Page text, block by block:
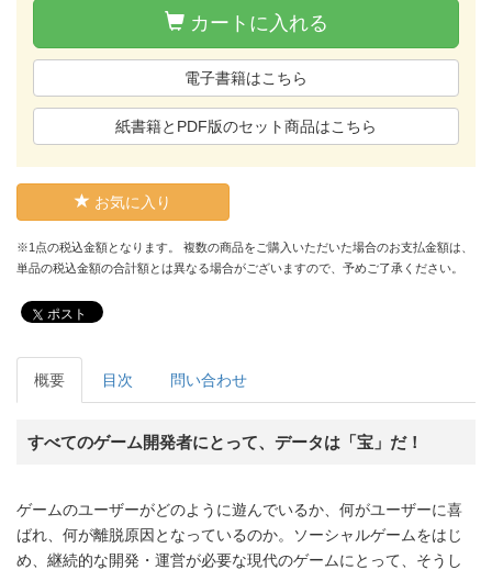
カートに入れる
電子書籍はこちら
紙書籍とPDF版のセット商品はこちら
お気に入り
※1点の税込金額となります。 複数の商品をご購入いただいた場合のお支払金額は、
単品の税込金額の合計額とは異なる場合がございますので、予めご了承ください。
ポスト
概要 目次 問い合わせ
すべてのゲーム開発者にとって、データは「宝」だ！
ゲームのユーザーがどのように遊んでいるか、何がユーザーに喜
ばれ、何が離脱原因となっているのか。ソーシャルゲームをはじ
め、継続的な開発・運営が必要な現代のゲームにとって、そうし